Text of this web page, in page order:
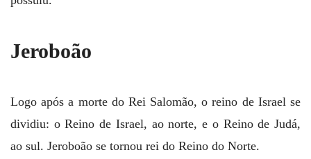
Jeroboão
Logo após a morte do Rei Salomão, o reino de Israel se
dividiu: o Reino de Israel, ao norte, e o Reino de Judá,
ao sul. Jeroboão se tornou rei do Reino do Norte.